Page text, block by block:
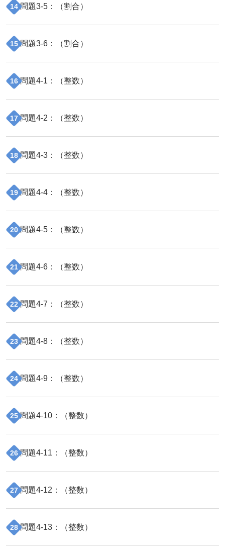
14 問題3-5 ：（割合）
15 問題3-6 ：（割合）
16 問題4-1 ：（整数）
17 問題4-2 ：（整数）
18 問題4-3 ：（整数）
19 問題4-4 ：（整数）
20 問題4-5 ：（整数）
21 問題4-6 ：（整数）
22 問題4-7 ：（整数）
23 問題4-8 ：（整数）
24 問題4-9 ：（整数）
25 問題4-10 ：（整数）
26 問題4-11 ：（整数）
27 問題4-12 ：（整数）
28 問題4-13 ：（整数）